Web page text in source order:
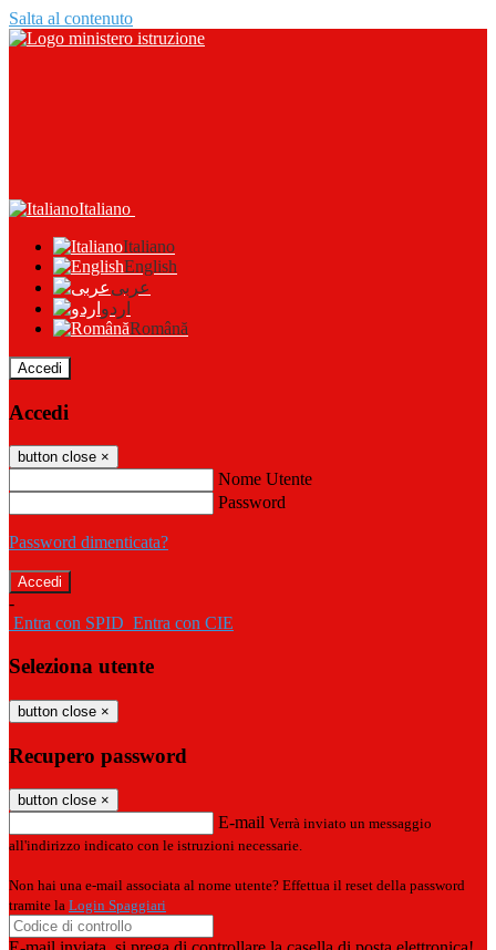
Salta al contenuto
Italiano
Italiano
English
عربى
اردو
Română
Accedi
Accedi
button close ×
Nome Utente
Password
Password dimenticata?
-
Entra con SPID Entra con CIE
Seleziona utente
button close ×
Recupero password
button close ×
E-mail Verrà inviato un messaggio
all'indirizzo indicato con le istruzioni necessarie.
Non hai una e-mail associata al nome utente? Effettua il reset della password
tramite la Login Spaggiari